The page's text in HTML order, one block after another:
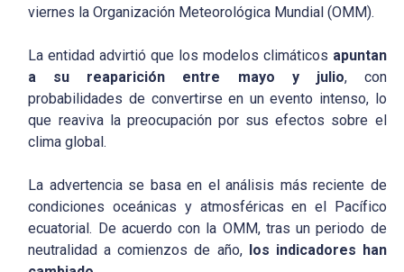
viernes la Organización Meteorológica Mundial (OMM).
La entidad advirtió que los modelos climáticos apuntan
a su reaparición entre mayo y julio, con
probabilidades de convertirse en un evento intenso, lo
que reaviva la preocupación por sus efectos sobre el
clima global.
La advertencia se basa en el análisis más reciente de
condiciones oceánicas y atmosféricas en el Pacífico
ecuatorial. De acuerdo con la OMM, tras un periodo de
neutralidad a comienzos de año, los indicadores han